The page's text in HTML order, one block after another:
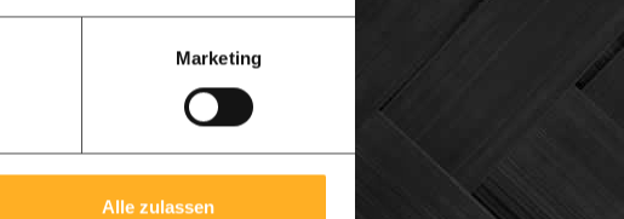
Marketing
Alle zulassen